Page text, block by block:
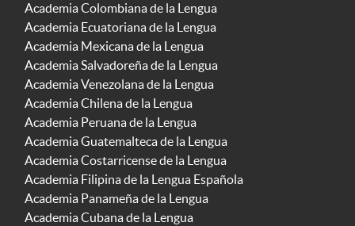
Academia Colombiana de la Lengua
Academia Ecuatoriana de la Lengua
Academia Mexicana de la Lengua
Academia Salvadoreña de la Lengua
Academia Venezolana de la Lengua
Academia Chilena de la Lengua
Academia Peruana de la Lengua
Academia Guatemalteca de la Lengua
Academia Costarricense de la Lengua
Academia Filipina de la Lengua Española
Academia Panameña de la Lengua
Academia Cubana de la Lengua